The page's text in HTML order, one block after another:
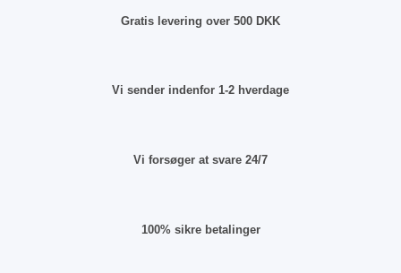
Gratis levering over 500 DKK
Vi sender indenfor 1-2 hverdage
Vi forsøger at svare 24/7
100% sikre betalinger